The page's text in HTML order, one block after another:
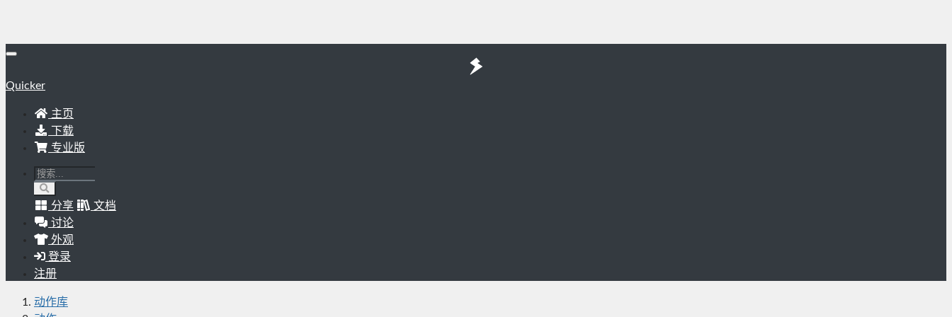
Quicker
主页
下载
专业版
分享
文档
讨论
外观
登录
注册
动作库